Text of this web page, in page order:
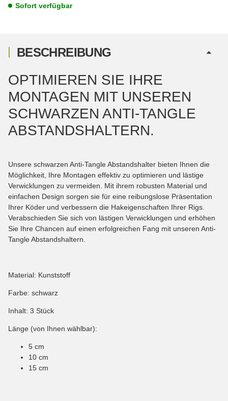
Sofort verfügbar
BESCHREIBUNG
OPTIMIEREN SIE IHRE
MONTAGEN MIT UNSEREN
SCHWARZEN ANTI-TANGLE
ABSTANDSHALTERN.
Unsere schwarzen Anti-Tangle Abstandshalter bieten Ihnen die
Möglichkeit, Ihre Montagen effektiv zu optimieren und lästige
Verwicklungen zu vermeiden. Mit ihrem robusten Material und
einfachen Design sorgen sie für eine reibungslose Präsentation
Ihrer Köder und verbessern die Hakeigenschaften Ihrer Rigs.
Verabschieden Sie sich von lästigen Verwicklungen und erhöhen
Sie Ihre Chancen auf einen erfolgreichen Fang mit unseren Anti-
Tangle Abstandshaltern.
Material: Kunststoff
Farbe: schwarz
Inhalt: 3 Stück
Länge (von Ihnen wählbar):
5 cm
10 cm
15 cm